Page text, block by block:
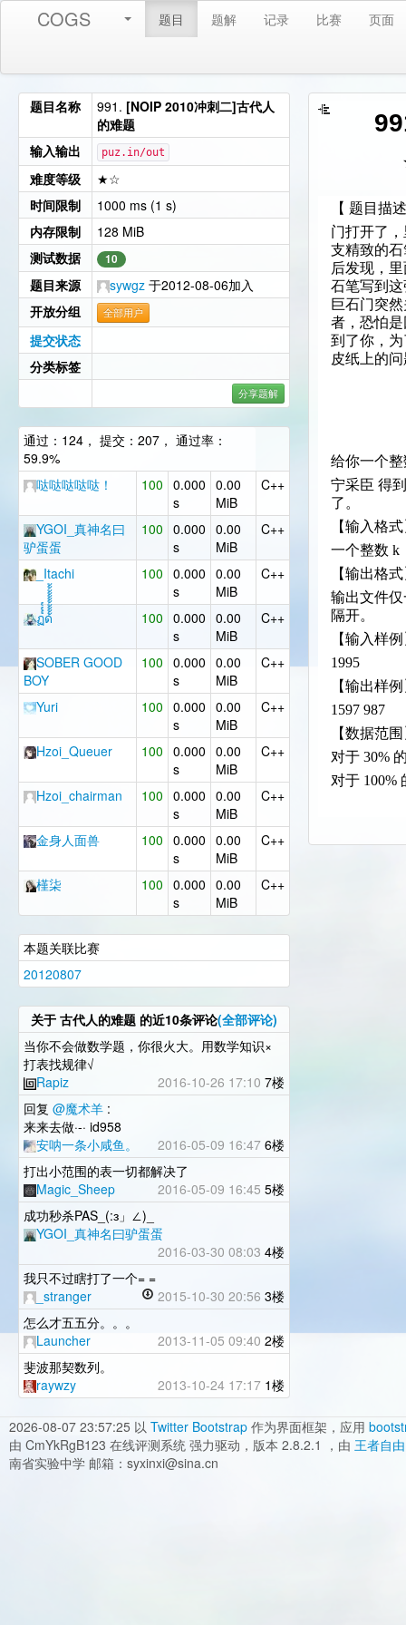
COGS 题目 题解 记录 比赛 页面
题目名称 991. [NOIP 2010冲刺二]古代人
的难题
输入输出
puz.in/out
难度等级
★☆
时间限制
1000 ms (1 s)
内存限制
128 MiB
测试数据
10
题目来源 sywgz 于2012-08-06加入
开放分组
全部用户
提交状态
分类标签
分享题解
通过：124， 提交：207， 通过率：
59.9%
哒哒哒哒哒！
100 0.000
s
0.00
MiB
C++
YGOI_真神名曰
驴蛋蛋
100 0.000
s
0.00
MiB
C++
_Itachi 100 0.000
s
0.00
MiB
C++
ฏ๎๎๎ด้้้้้้้้้้้ 100 0.000
s
0.00
MiB
C++
SOBER GOOD
BOY
100 0.000
s
0.00
MiB
C++
Yuri 100 0.000
s
0.00
MiB
C++
Hzoi_Queuer 100 0.000
s
0.00
MiB
C++
Hzoi_chairman 100 0.000
s
0.00
MiB
C++
金身人面兽 100 0.000
s
0.00
MiB
C++
槿柒 100 0.000
s
0.00
MiB
C++
本题关联比赛
20120807
关于 古代人的难题 的近10条评论(全部评论)
当你不会做数学题，你很火大。用数学知识×
打表找规律√
Rapiz
2016-10-26 17:10 7楼
回复 @魔术羊 :
来来去做·-· id958
安呐一条小咸鱼。
2016-05-09 16:47 6楼
打出小范围的表一切都解决了
Magic_Sheep
2016-05-09 16:45 5楼
成功秒杀PAS_(:з」∠)_
YGOI_真神名曰驴蛋蛋
2016-03-30 08:03 4楼
我只不过瞎打了一个= =
_stranger
2015-10-30 20:56 3楼
怎么才五五分。。。
Launcher
2013-11-05 09:40 2楼
斐波那契数列。
raywzy
2013-10-24 17:17 1楼
【 题目描
门打开了
支精致的
后发现，
石笔写到
巨石门突
者，恐怕
到了你，
皮纸上的
给你一个
宁采臣 得
了。
【输入格
一个整数 k
【输出格
输出文件
隔开。
【输入样
1995
【输出样
1597 987
【数据范
对于 30%
对于 100%
2026-08-07 23:57:25 以 Twitter Bootstrap 作为界面框架，应用
由 CmYkRgB123 在线评测系统 强力驱动，版本 2.8.2.1 ，由 王者自由
南省实验中学 邮箱：syxinxi@sina.cn